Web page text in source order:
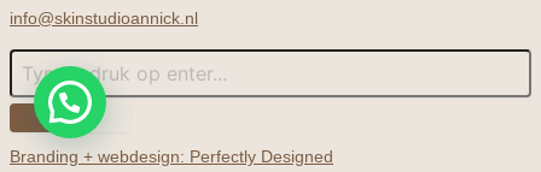
info@skinstudioannick.nl
Branding + webdesign: Perfectly Designed